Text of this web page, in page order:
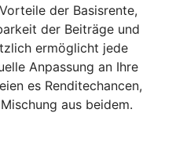
der Basisrente,
der Beiträge und
ermöglicht jede
Anpassung an Ihre
es Renditechancen,
aus beidem.